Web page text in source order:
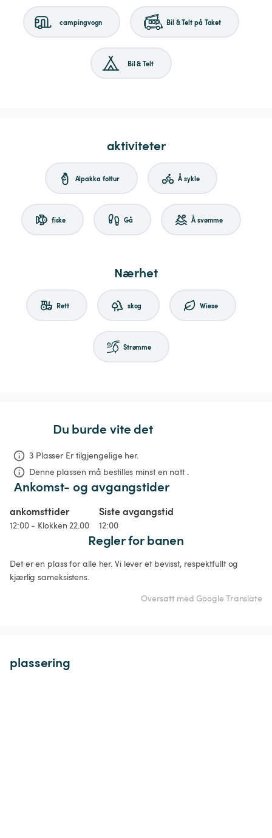
campingvogn Bil & Telt på Taket
Bil & Telt
aktiviteter
Alpakka fottur Å sykle
fiske Gå Å svømme
Nærhet
Rett skog Wiese
Strømme
Du burde vite det
3 Plasser Er tilgjengelige her.
Denne plassen må bestilles minst en natt .
Ankomst- og avgangstider
ankomsttider
12:00 - Klokken 22.00
Siste avgangstid
12:00
Regler for banen
Det er en plass for alle her. Vi lever et bevisst, respektfullt og
kjærlig sameksistens.
Oversatt med Google Translate
plassering